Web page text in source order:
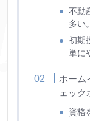
不動
多い。
初期
単に
ホーム
ェック
資格